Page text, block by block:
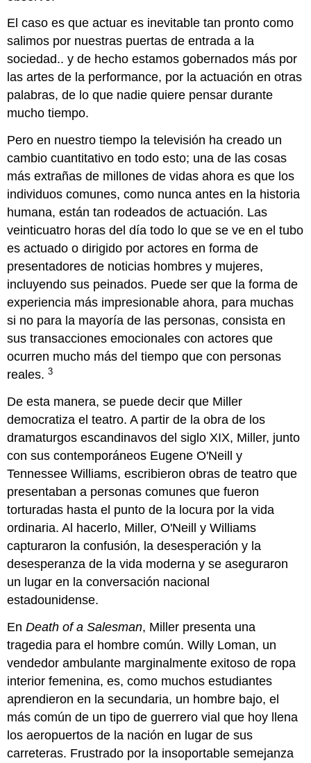
El caso es que actuar es inevitable tan pronto como
salimos por nuestras puertas de entrada a la
sociedad.. y de hecho estamos gobernados más por
las artes de la performance, por la actuación en otras
palabras, de lo que nadie quiere pensar durante
mucho tiempo.
Pero en nuestro tiempo la televisión ha creado un
cambio cuantitativo en todo esto; una de las cosas
más extrañas de millones de vidas ahora es que los
individuos comunes, como nunca antes en la historia
humana, están tan rodeados de actuación. Las
veinticuatro horas del día todo lo que se ve en el tubo
es actuado o dirigido por actores en forma de
presentadores de noticias hombres y mujeres,
incluyendo sus peinados. Puede ser que la forma de
experiencia más impresionable ahora, para muchas
si no para la mayoría de las personas, consista en
sus transacciones emocionales con actores que
ocurren mucho más del tiempo que con personas
reales.3
De esta manera, se puede decir que Miller
democratiza el teatro. A partir de la obra de los
dramaturgos escandinavos del siglo XIX, Miller, junto
con sus contemporáneos Eugene O'Neill y
Tennessee Williams, escribieron obras de teatro que
presentaban a personas comunes que fueron
torturadas hasta el punto de la locura por la vida
ordinaria. Al hacerlo, Miller, O'Neill y Williams
capturaron la confusión, la desesperación y la
desesperanza de la vida moderna y se aseguraron
un lugar en la conversación nacional
estadounidense.
EnDeath of a Salesman, Miller presenta una
tragedia para el hombre común. Willy Loman, un
vendedor ambulante marginalmente exitoso de ropa
interior femenina, es, como muchos estudiantes
aprendieron en la secundaria, un hombre bajo, el
más común de un tipo de guerrero vial que hoy llena
los aeropuertos de la nación en lugar de sus
carreteras. Frustrado por la insoportable semejanza